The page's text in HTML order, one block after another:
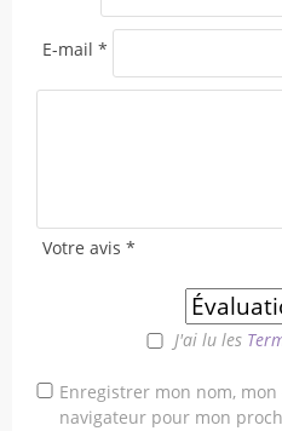
Votre avis *
J'ai lu les
E-mail *
Enregistrer mon nom,
navigateur pour mon